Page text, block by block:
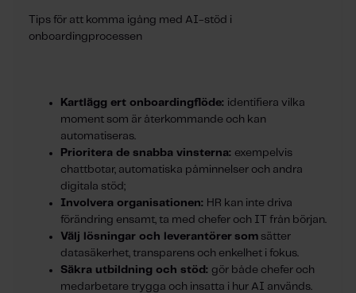
Tips för att komma igång med AI-stöd i
onboardingprocessen
Kartlägg ert onboardingflöde: identifiera vilka
moment som är återkommande och kan
automatiseras.
Prioritera de snabba vinsterna: exempelvis
chattbotar, automatiska påminnelser och andra
digitala stöd;
Involvera organisationen: HR kan inte driva
förändring ensamt, ta med chefer och IT från början.
Välj lösningar och leverantörer som sätter
datasäkerhet, transparens och enkelhet i fokus.
Säkra utbildning och stöd: gör både chefer och
medarbetare trygga och insatta i hur AI används.